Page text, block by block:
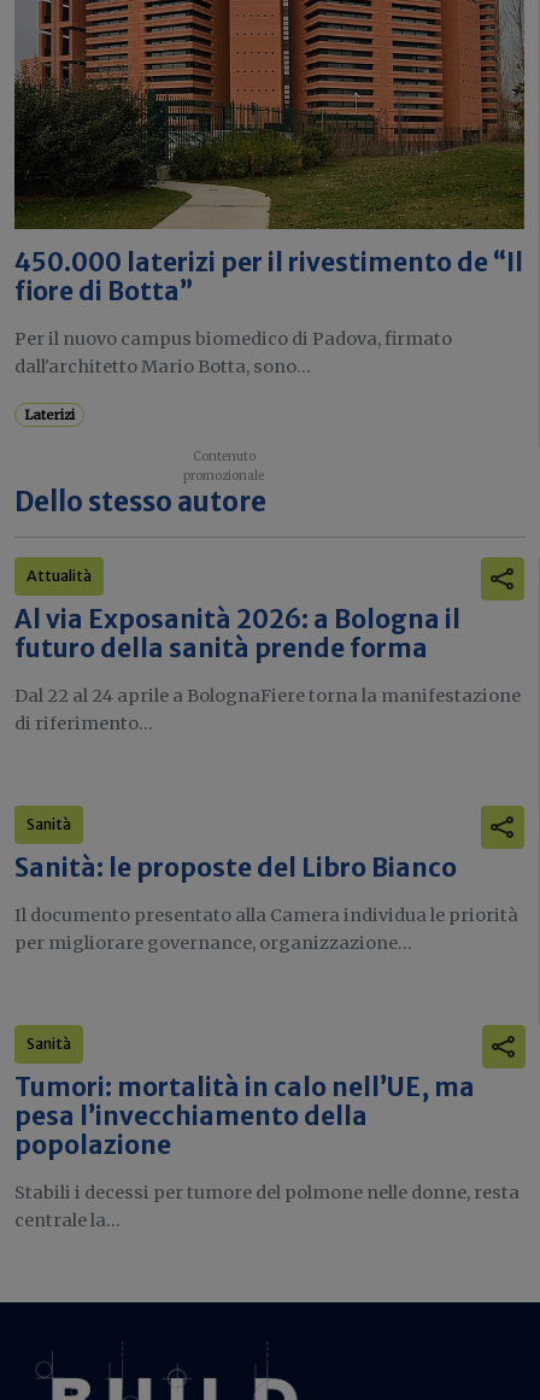
450.000 laterizi per il rivestimento de “Il
fiore di Botta”
Per il nuovo campus biomedico di Padova, firmato
dall'architetto Mario Botta, sono...
Laterizi
Dello stesso autore
Attualità
Al via Exposanità 2026: a Bologna il
futuro della sanità prende forma
Dal 22 al 24 aprile a BolognaFiere torna la manifestazione
di riferimento...
Sanità
Sanità: le proposte del Libro Bianco
Il documento presentato alla Camera individua le priorità
per migliorare governance, organizzazione...
Sanità
Tumori: mortalità in calo nell’UE, ma
pesa l’invecchiamento della
popolazione
Stabili i decessi per tumore del polmone nelle donne, resta
centrale la...